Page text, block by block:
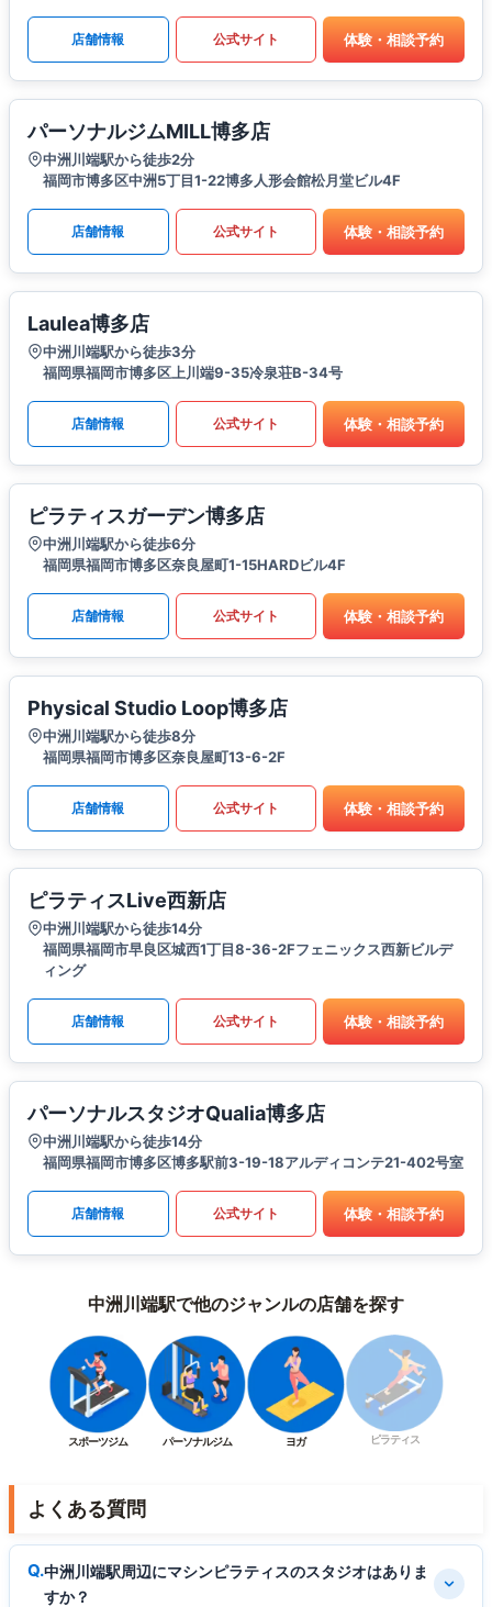
店舗情報 公式サイト 体験・相談予約
パーソナルジムMILL博多店
中洲川端駅から徒歩2分
福岡市博多区中洲5丁目1-22博多人形会館松月堂ビル4F
店舗情報 公式サイト 体験・相談予約
Laulea博多店
中洲川端駅から徒歩3分
福岡県福岡市博多区上川端9-35冷泉荘B-34号
店舗情報 公式サイト 体験・相談予約
ピラティスガーデン博多店
中洲川端駅から徒歩6分
福岡県福岡市博多区奈良屋町1-15HARDビル4F
店舗情報 公式サイト 体験・相談予約
Physical Studio Loop博多店
中洲川端駅から徒歩8分
福岡県福岡市博多区奈良屋町13-6-2F
店舗情報 公式サイト 体験・相談予約
ピラティスLive西新店
中洲川端駅から徒歩14分
福岡県福岡市早良区城西1丁目8-36-2Fフェニックス西新ビルデ
ィング
店舗情報 公式サイト 体験・相談予約
パーソナルスタジオQualia博多店
中洲川端駅から徒歩14分
福岡県福岡市博多区博多駅前3-19-18アルディコンテ21-402号室
店舗情報 公式サイト 体験・相談予約
中洲川端駅で他のジャンルの店舗を探す
スポーツジム パーソナルジム ヨガ ピラティス
よくある質問
中洲川端駅周辺にマシンピラティスのスタジオはありま
すか？